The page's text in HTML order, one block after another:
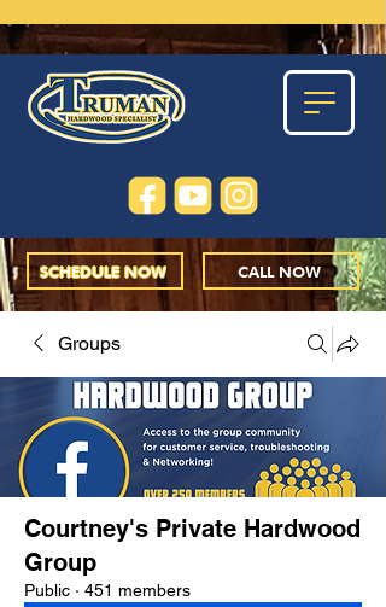
CALL NOW
SCHEDULE NOW
Groups
Courtney's Private Hardwood
Group
Public · 451 members